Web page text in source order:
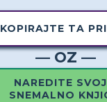
KOPIRAJTE TA
— OZ —
NAREDITE
SNEMALNO